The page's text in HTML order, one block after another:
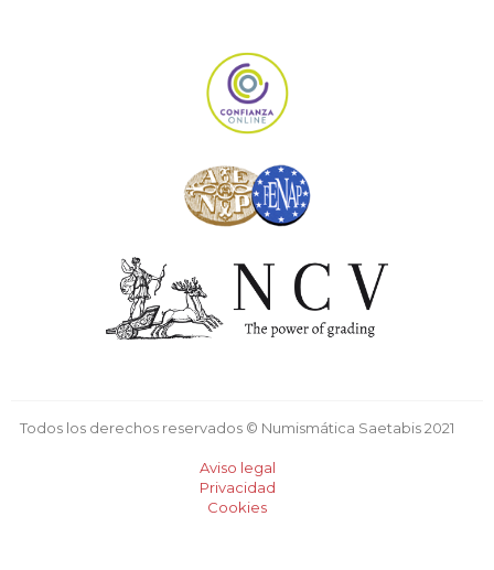
Todos los derechos reservados © Numismática Saetabis 2021
Aviso legal
Privacidad
Cookies